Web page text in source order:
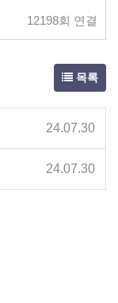
12198회 연결
목록
24.07.30
24.07.30